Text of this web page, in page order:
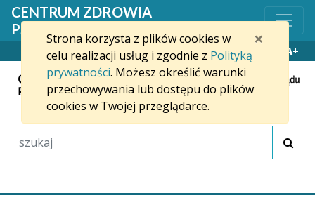
Przejdź do treści
×
Strona korzysta z plików cookies w
celu realizacji usług i zgodnie z Polityką
prywatności. Możesz określić warunki
przechowywania lub dostępu do plików
cookies w Twojej przeglądarce.
CENTRUM ZDROWIA
PSYCHICZNEGO W SŁUPSKU
WYSOKI KONTRAST A+